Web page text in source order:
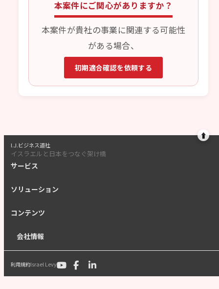
本案件にご関心がありますか？
本案件が貴社の事業に関連する可能性
がある場合、
初期適合確認を依頼する
⬆
I.J.ビジネス道社
イスラエルと日本をつなぐ架け橋
サービス
ソリューション
コンテンツ
会社情報
利用規約Israel Levy